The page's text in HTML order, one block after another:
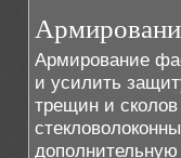
Армирование
и усилить
трещин и